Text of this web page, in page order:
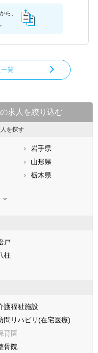
ら、
覧
求人を絞り込む
を探す
岩手県
山形県
栃木県
高知県
長崎県
戸
柱
護福祉施設
問リハビリ(在宅医療)
育園
骨院